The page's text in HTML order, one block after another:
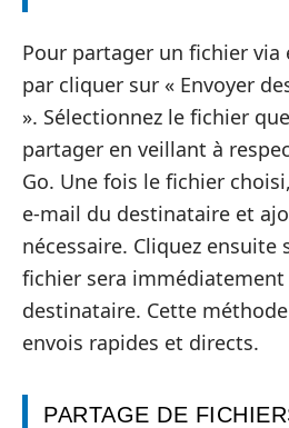
Pour partager un fichier via
par cliquer sur « Envoyer
». Sélectionnez le fichier
partager en veillant à
Go. Une fois le fichier
e-mail du destinataire et
nécessaire. Cliquez ensuite
fichier sera
destinataire. Cette
envois rapides et directs.
PARTAGE DE